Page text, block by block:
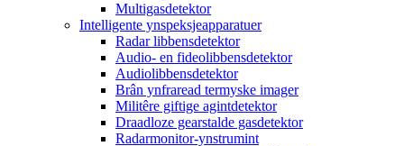
Multigasdetektor
Intelligente ynspeksjeapparatuer
Radar libbensdetektor
Audio- en fideolibbensdetektor
Audiolibbensdetektor
Brân ynfraread termyske imager
Militêre giftige agintdetektor
Draadloze gearstalde gasdetektor
Radarmonitor-ynstrumint